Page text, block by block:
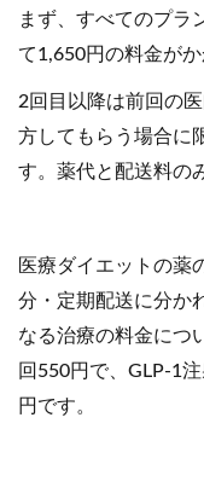
まず、すべてのプラ
て1,650円の料金がか
2回目以降は前回の
方してもらう場合に
す。薬代と配送料の
医療ダイエットの薬
分・定期配送に分か
なる治療の料金につ
回550円で、GLP-1
円です。